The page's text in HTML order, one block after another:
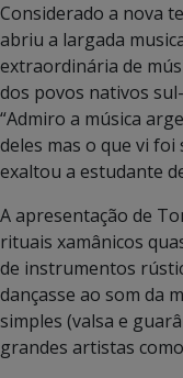
Considerado a nova
abriu a largada
extraordinária de
dos povos nativos
“Admiro a música
deles mas o que vi foi
exaltou a estudante
A apresentação de
rituais xamânicos
de instrumentos
dançasse ao som da
simples (valsa e
grandes artistas